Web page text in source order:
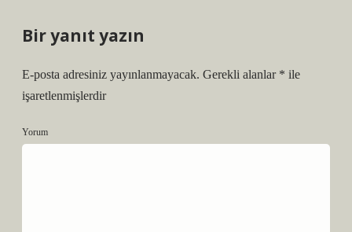
Bir yanıt yazın
E-posta adresiniz yayınlanmayacak. Gerekli alanlar * ile
işaretlenmişlerdir
Yorum